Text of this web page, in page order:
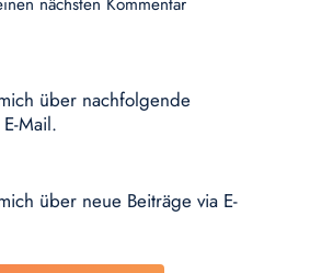
über nachfolgende
Mail.
über neue Beiträge via E-